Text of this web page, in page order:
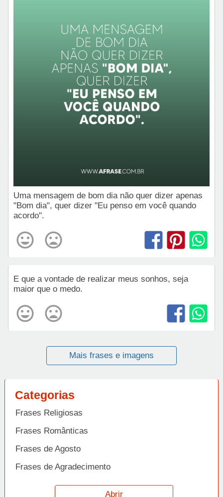
Uma mensagem de bom dia não quer dizer apenas
"Bom dia", quer dizer "Eu penso em você quando
acordo".
E que a vontade de realizar meus sonhos, seja
maior que o medo.
Mais frases e imagens
Categorias
Frases Religiosas
Frases Românticas
Frases de Agosto
Frases de Agradecimento
Frases de Amizade
Abrir